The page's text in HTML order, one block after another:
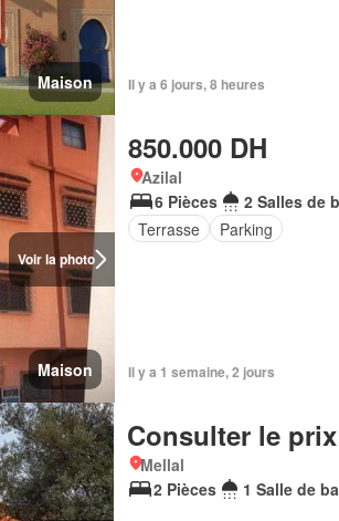
Maison Il y a 6 jours, 8 heures
Voir la photo
Maison
850.000 DH
Azilal
6 Pièces
2 Salles de
Terrasse
Parking
Il y a 1 semaine, 2 jours
Consulter le prix
Mellal
2 Pièces
1 Salle de